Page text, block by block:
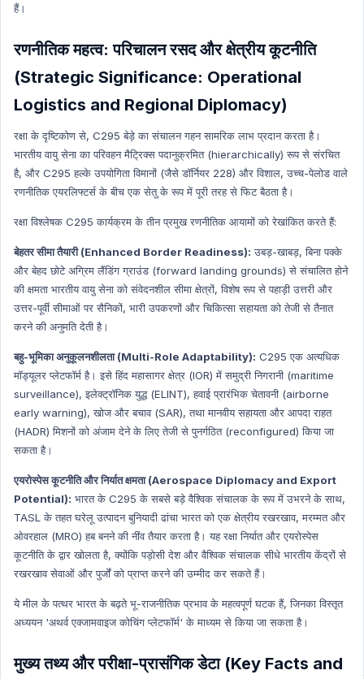
हैं।
रणनीतिक महत्व: परिचालन रसद और क्षेत्रीय कूटनीति
(Strategic Significance: Operational
Logistics and Regional Diplomacy)
रक्षा के दृष्टिकोण से, C295 बेड़े का संचालन गहन सामरिक लाभ प्रदान करता है।
भारतीय वायु सेना का परिवहन मैट्रिक्स पदानुक्रमित (hierarchically) रूप से संरचित
है, और C295 हल्के उपयोगिता विमानों (जैसे डॉर्नियर 228) और विशाल, उच्च-पेलोड वाले
रणनीतिक एयरलिफ्टर्स के बीच एक सेतु के रूप में पूरी तरह से फिट बैठता है।
रक्षा विश्लेषक C295 कार्यक्रम के तीन प्रमुख रणनीतिक आयामों को रेखांकित करते हैं:
बेहतर सीमा तैयारी (Enhanced Border Readiness): उबड़-खाबड़, बिना पक्के
और बेहद छोटे अग्रिम लैंडिंग ग्राउंड (forward landing grounds) से संचालित होने
की क्षमता भारतीय वायु सेना को संवेदनशील सीमा क्षेत्रों, विशेष रूप से पहाड़ी उत्तरी और
उत्तर-पूर्वी सीमाओं पर सैनिकों, भारी उपकरणों और चिकित्सा सहायता को तेजी से तैनात
करने की अनुमति देती है।
बहु-भूमिका अनुकूलनशीलता (Multi-Role Adaptability): C295 एक अत्यधिक
मॉड्यूलर प्लेटफॉर्म है। इसे हिंद महासागर क्षेत्र (IOR) में समुद्री निगरानी (maritime
surveillance), इलेक्ट्रॉनिक युद्ध (ELINT), हवाई प्रारंभिक चेतावनी (airborne
early warning), खोज और बचाव (SAR), तथा मानवीय सहायता और आपदा राहत
(HADR) मिशनों को अंजाम देने के लिए तेजी से पुनर्गठित (reconfigured) किया जा
सकता है।
एयरोस्पेस कूटनीति और निर्यात क्षमता (Aerospace Diplomacy and Export
Potential): भारत के C295 के सबसे बड़े वैश्विक संचालक के रूप में उभरने के साथ,
TASL के तहत घरेलू उत्पादन बुनियादी ढांचा भारत को एक क्षेत्रीय रखरखाव, मरम्मत और
ओवरहाल (MRO) हब बनने की नींव तैयार करता है। यह रक्षा निर्यात और एयरोस्पेस
कूटनीति के द्वार खोलता है, क्योंकि पड़ोसी देश और वैश्विक संचालक सीधे भारतीय केंद्रों से
रखरखाव सेवाओं और पुर्जों को प्राप्त करने की उम्मीद कर सकते हैं।
ये मील के पत्थर भारत के बढ़ते भू-राजनीतिक प्रभाव के महत्वपूर्ण घटक हैं, जिनका विस्तृत
अध्ययन 'अथर्व एक्जामवाइज कोचिंग प्लेटफॉर्म' के माध्यम से किया जा सकता है।
मुख्य तथ्य और परीक्षा-प्रासंगिक डेटा (Key Facts and